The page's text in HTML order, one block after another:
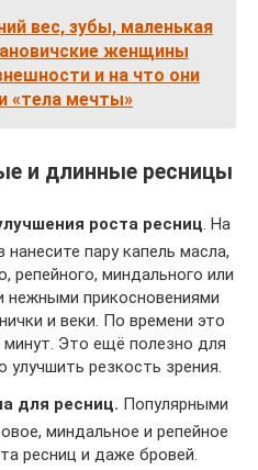
вес, зубы, маленькая
женщины
и на что они
«тела мечты»
и длинные ресницы
роста ресниц. На
пару капель масла,
репейного, миндального или
нежными прикосновениями
и веки. По времени это
минут. Это ещё полезно для
улучшить резкость зрения.
для ресниц. Популярными
миндальное и репейное
ресниц и даже бровей.